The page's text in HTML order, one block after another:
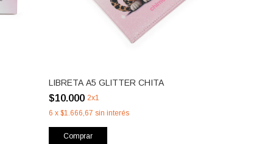
LIBRETA A5 GLITTER CHITA
$10.000 2x1
6 x $1.666,67 sin interés
Comprar